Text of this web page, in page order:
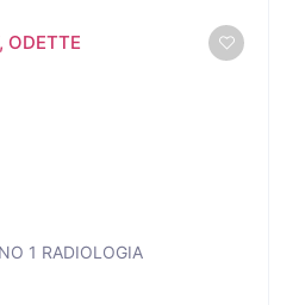
ODETTE
1 RADIOLOGIA